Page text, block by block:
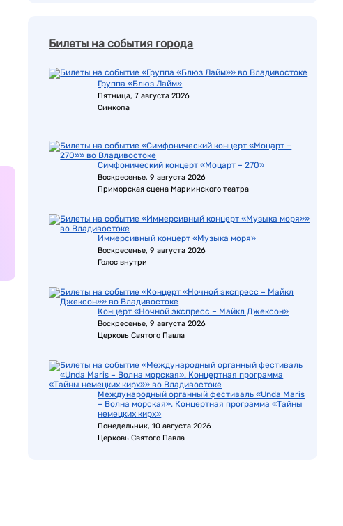
Билеты на события города
Группа «Блюз Лайм»
Пятница, 7 августа 2026
Синкопа
Симфонический концерт «Моцарт – 270»
Воскресенье, 9 августа 2026
Приморская сцена Мариинского театра
Иммерсивный концерт «Музыка моря»
Воскресенье, 9 августа 2026
Голос внутри
Концерт «Ночной экспресс – Майкл Джексон»
Воскресенье, 9 августа 2026
Церковь Святого Павла
Международный органный фестиваль «Unda Maris
– Волна морская». Концертная программа «Тайны
немецких кирх»
Понедельник, 10 августа 2026
Церковь Святого Павла